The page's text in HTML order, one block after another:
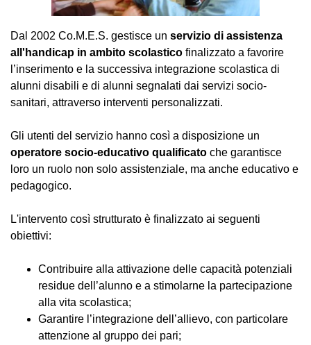
Dal 2002 Co.M.E.S. gestisce un servizio di assistenza
all'handicap in ambito scolastico finalizzato a favorire
l’inserimento e la successiva integrazione scolastica di
alunni disabili e di alunni segnalati dai servizi socio-
sanitari, attraverso interventi personalizzati.
Gli utenti del servizio hanno così a disposizione un
operatore socio-educativo qualificato che garantisce
loro un ruolo non solo assistenziale, ma anche educativo e
pedagogico.
L'intervento così strutturato è finalizzato ai seguenti
obiettivi:
Contribuire alla attivazione delle capacità potenziali
residue dell’alunno e a stimolarne la partecipazione
alla vita scolastica;
Garantire l’integrazione dell’allievo, con particolare
attenzione al gruppo dei pari;